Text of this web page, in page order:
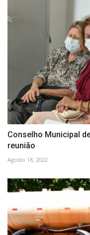
Conselho Municipal
reunião
Agosto 18, 2022